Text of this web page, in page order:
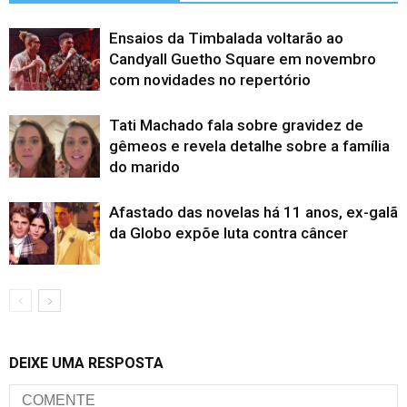
Ensaios da Timbalada voltarão ao
Candyall Guetho Square em novembro
com novidades no repertório
Tati Machado fala sobre gravidez de
gêmeos e revela detalhe sobre a família
do marido
Afastado das novelas há 11 anos, ex-galã
da Globo expõe luta contra câncer
DEIXE UMA RESPOSTA